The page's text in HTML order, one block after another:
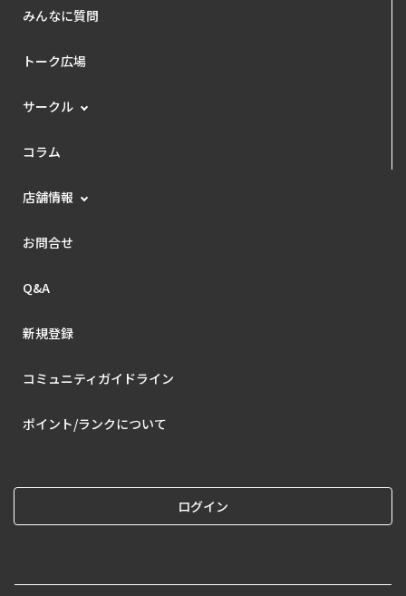
みんなに質問
トーク広場
サークル
コラム
店舗情報
お問合せ
Q&A
新規登録
コミュニティガイドライン
ポイント/ランクについて
ログイン